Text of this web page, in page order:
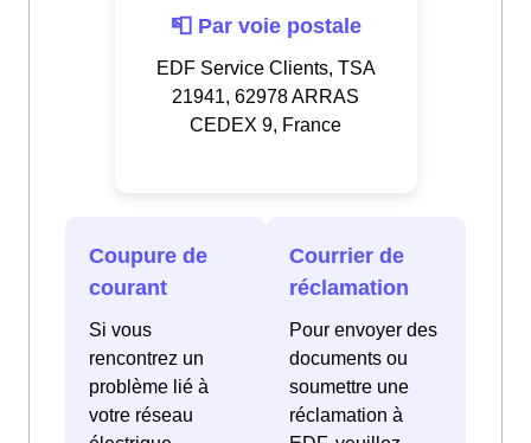
📮 Par voie postale
EDF Service Clients, TSA
21941, 62978 ARRAS
CEDEX 9, France
Coupure de
courant
Si vous
rencontrez un
problème lié à
votre réseau
Courrier de
réclamation
Pour envoyer des
documents ou
soumettre une
réclamation à